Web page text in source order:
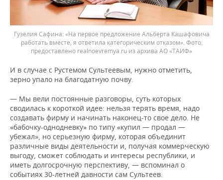
Гузелия Сафина: «На первое предложение Альберта Кашафовича
работать вместе, я ответила категорическим отказом».
предоставлено realnoevremya.ru из архива АО «ТАИФ»
И в случае с Рустемом Сультеевым, нужно отметить,
зерно упало на благодатную почву.
— Мы вели постоянные разговоры, суть которых
сводилась к короткой идее: нельзя терять время, надо
создавать фирму и начинать наконец-то свое дело. Не
«бабочку-однодневку» по типу «купил — продал —
убежал», но серьезную фирму, которая объединит
различные виды деятельности и, получая коммерческую
выгоду, сможет соблюдать и интересы республики, и
иметь долгосрочную перспективу, — вспоминал о
событиях 30-летней давности сам Сультеев.